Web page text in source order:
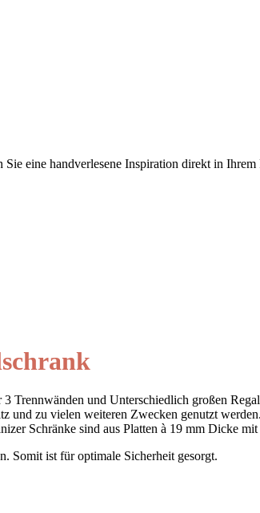
eine handverlesene Inspiration direkt in Ihrem
Trennwänden und Unterschiedlich großen
und zu vielen weiteren Zwecken genutzt
Schränke sind aus Platten à 19 mm Dicke
Somit ist für optimale Sicherheit gesorgt.